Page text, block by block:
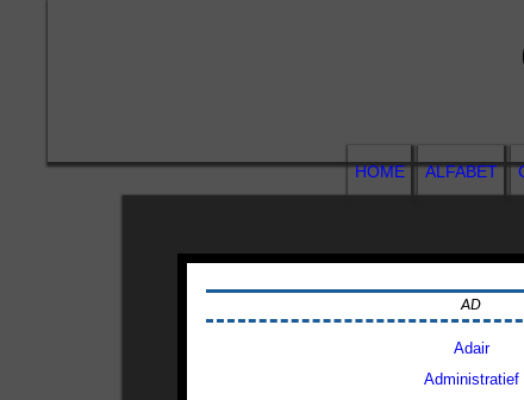
HOME ALFABET
AD
Adair
Administratief